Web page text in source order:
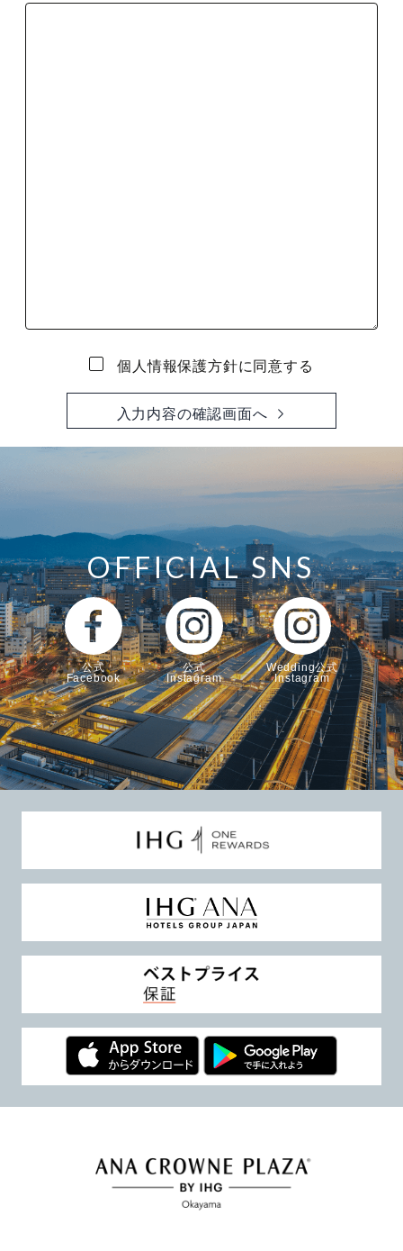
個人情報保護方針に同意する
入力内容の確認画面へ
OFFICIAL SNS
公式
Facebook
公式
Instagram
Wedding公式
Instagram